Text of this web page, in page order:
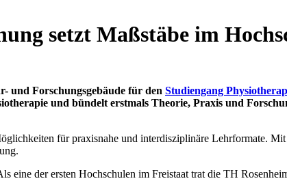
setzt Maßstäbe im
und Forschungsgebäude für den Studiengang
und bündelt erstmals Theorie, Praxis und
für praxisnahe und interdisziplinäre Lehrformate. Mit
der ersten Hochschulen im Freistaat trat die TH